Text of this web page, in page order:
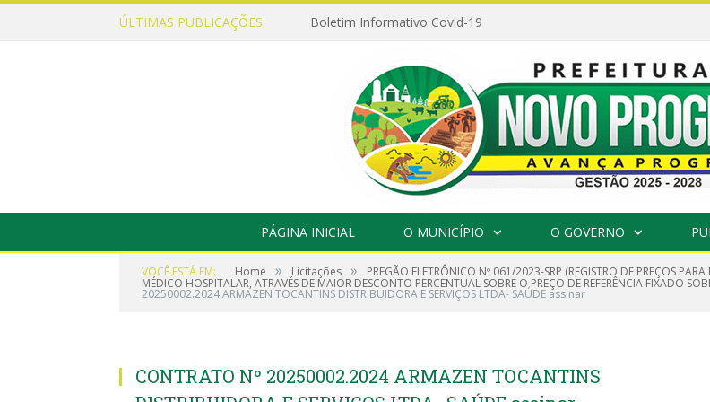
ÚLTIMAS PUBLICAÇÕES: Boletim Informativo Covid-19
PÁGINA INICIAL O MUNICÍPIO O GOVERNO
VOCÊ ESTÁ EM: Home » Licitações » PREGÃO ELETRÔNICO Nº 061/2023-SRP (REGISTRO DE PREÇOS
MÉDICO HOSPITALAR, ATRAVÉS DE MAIOR DESCONTO PERCENTUAL SOBRE O PREÇO DE REFERÊNCIA FIXADO
20250002.2024 ARMAZEN TOCANTINS DISTRIBUIDORA E SERVIÇOS LTDA- SAÚDE assinar
CONTRATO Nº 20250002.2024 ARMAZEN TOCANTINS